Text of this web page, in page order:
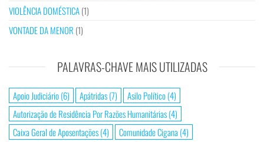
VIOLÊNCIA DOMÉSTICA(1)
VONTADE DA MENOR (1)
PALAVRAS-CHAVE MAIS UTILIZADAS
Apoio Judiciário(6) Apátridas(7) Asilo Político(4)
Autorização de Residência Por Razões Humanitárias(4)
Caixa Geral de Aposentações(4) Comunidade Cigana (4)